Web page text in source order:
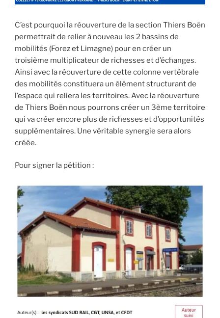
C’est pourquoi la réouverture de la section Thiers Boën
permettrait de relier à nouveau les 2 bassins de
mobilités (Forez et Limagne) pour en créer un
troisième multiplicateur de richesses et d’échanges.
Ainsi avec la réouverture de cette colonne vertébrale
des mobilités constituera un élément structurant de
l’espace qui reliera les territoires. Avec la réouverture
de Thiers Boën nous pourrons créer un 3ème territoire
qui va créer encore plus de richesses et d’opportunités
supplémentaires. Une véritable synergie sera alors
créée.
Pour signer la pétition :